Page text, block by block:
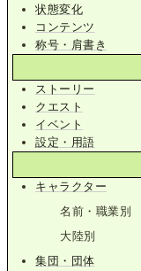
状態変化
コンテンツ
称号・肩書き
ストーリー
クエスト
イベント
設定・用語
キャラクター
名前・職業別
大陸別
集団・団体